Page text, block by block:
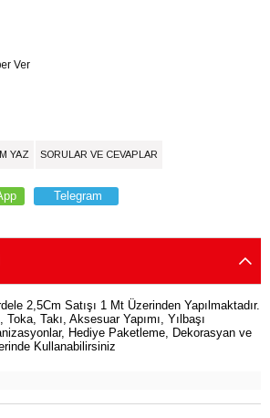
Ver
YAZ SORULAR VE CEVAPLAR
Telegram
2,5Cm Satışı 1 Mt Üzerinden Yapılmaktadır.
Toka, Takı, Aksesuar Yapımı, Yılbaşı
Hediye Paketleme, Dekorasyan ve
Kullanabilirsiniz